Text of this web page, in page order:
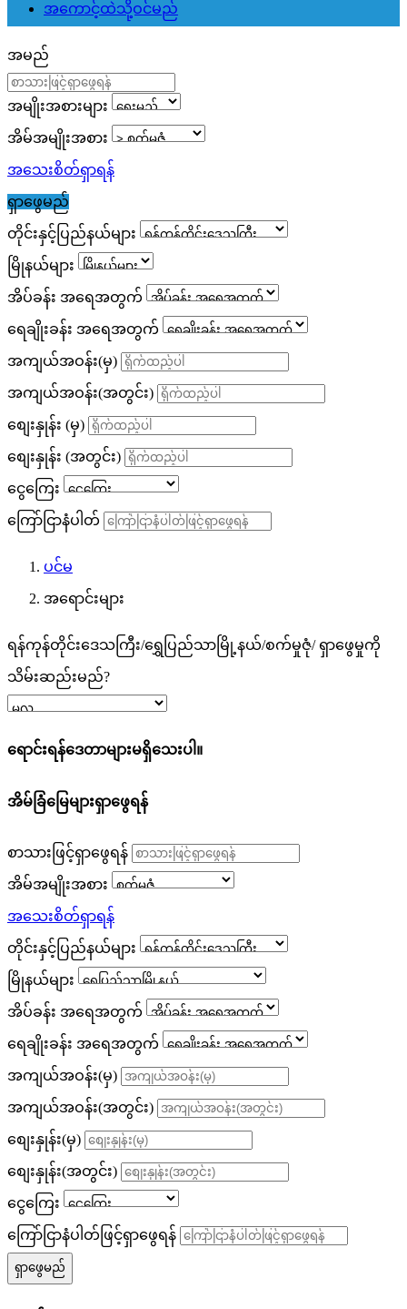
အကောင့်ထဲသို့ဝင်မည်
အမည်
အမျိုးအစားများ
အိမ်အမျိုးအစား
အသေးစိတ်ရှာရန်
ရှာဖွေမည်
တိုင်းနှင့်ပြည်နယ်များ
မြိုနယ်များ
အိပ်ခန်း အရေအတွက်
ရေချိုးခန်း အရေအတွက်
အကျယ်အဝန်း(မှ)
အကျယ်အဝန်း(အတွင်း)
စျေးနှုန်း (မှ)
စျေးနှုန်း (အတွင်း)
ငွေကြေး
ကြော်ငြာနံပါတ်
ပင်မ
အရောင်းများ
ရန်ကုန်တိုင်းဒေသကြီး/ရွှေပြည်သာမြို့နယ်/စက်မှုဇုံ/ရှာဖွေမှုကို
သိမ်းဆည်းမည်?
ရောင်းရန်ဒေတာများမရှိသေးပါ။
အိမ်ခြံမြေများရှာဖွေရန်
စာသားဖြင့်ရှာဖွေရန်
အိမ်အမျိုးအစား
အသေးစိတ်ရှာရန်
တိုင်းနှင့်ပြည်နယ်များ
မြိုနယ်များ
အိပ်ခန်း အရေအတွက်
ရေချိုးခန်း အရေအတွက်
အကျယ်အဝန်း(မှ)
အကျယ်အဝန်း(အတွင်း)
စျေးနှုန်း(မှ)
စျေးနှုန်း(အတွင်း)
ငွေကြေး
ကြော်ငြာနံပါတ်ဖြင့်ရှာဖွေရန်
ရှာဖွေမည်